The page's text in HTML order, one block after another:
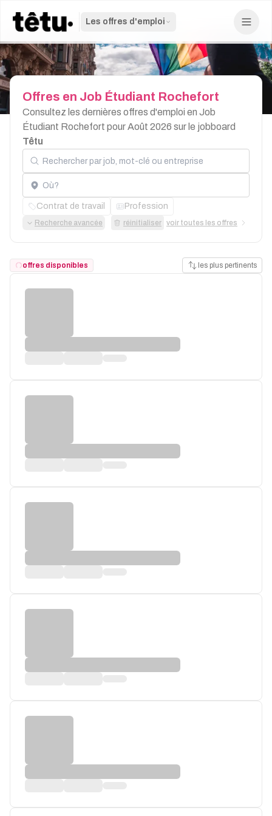
Les offres d'emploi
Offres en Job Étudiant Rochefort
Consultez les dernières offres d'emploi en Job
Étudiant Rochefort pour Août 2026 sur le jobboard
Têtu
Rechercher par job, mot-clé ou entreprise
Localisation
Contrat de travail Profession
Recherche avancée réinitialiser voir toutes les offres
offres disponibles les plus pertinents